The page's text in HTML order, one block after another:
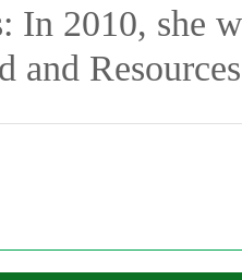
In 2010, she
and Resources